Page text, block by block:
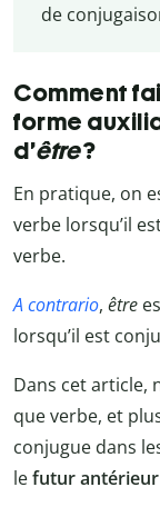
de
Comment
forme
d’être?
En pratique, on
verbe lorsqu’il
verbe.
A contrario, être
lorsqu’il est
Dans cet article,
que verbe, et
conjugue dans
lefutur antérieur